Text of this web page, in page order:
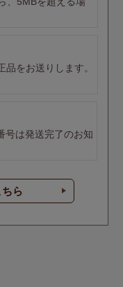
をお送りします。
号は発送完了のお知
ら